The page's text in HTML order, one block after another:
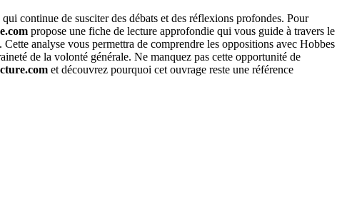
continue de susciter des débats et des réflexions profondes. Pour
propose une fiche de lecture approfondie qui vous guide à travers le
analyse vous permettra de comprendre les oppositions avec Hobbes
de la volonté générale. Ne manquez pas cette opportunité de
et découvrez pourquoi cet ouvrage reste une référence